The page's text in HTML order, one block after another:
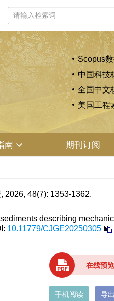
Scopus
中国科技
全国中文
美国工程
南 期刊订阅
2026, 48(7): 1353-1362.
describing
10.11779/CJGE20250305
在线预览
手机阅读 导